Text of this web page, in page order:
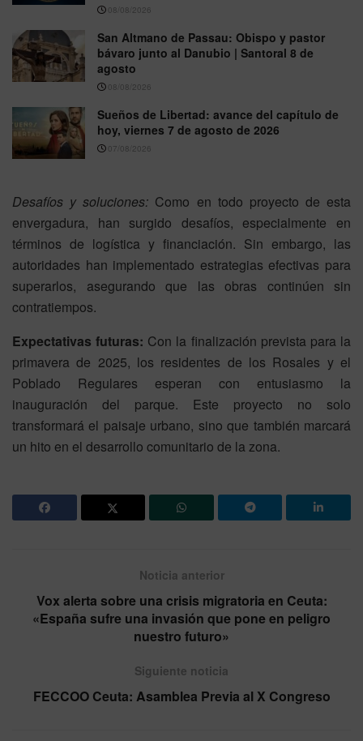
08/08/2026
San Altmano de Passau: Obispo y pastor
bávaro junto al Danubio | Santoral 8 de
agosto
08/08/2026
Sueños de Libertad: avance del capítulo de
hoy, viernes 7 de agosto de 2026
07/08/2026
Desafíos y soluciones: Como en todo proyecto de esta
envergadura, han surgido desafíos, especialmente en
términos de logística y financiación. Sin embargo, las
autoridades han implementado estrategias efectivas para
superarlos, asegurando que las obras continúen sin
contratiempos.
Expectativas futuras: Con la finalización prevista para la
primavera de 2025, los residentes de los Rosales y el
Poblado Regulares esperan con entusiasmo la
inauguración del parque. Este proyecto no solo
transformará el paisaje urbano, sino que también marcará
un hito en el desarrollo comunitario de la zona.
Noticia anterior
Vox alerta sobre una crisis migratoria en Ceuta:
«España sufre una invasión que pone en peligro
nuestro futuro»
Siguiente noticia
FECCOO Ceuta: Asamblea Previa al X Congreso